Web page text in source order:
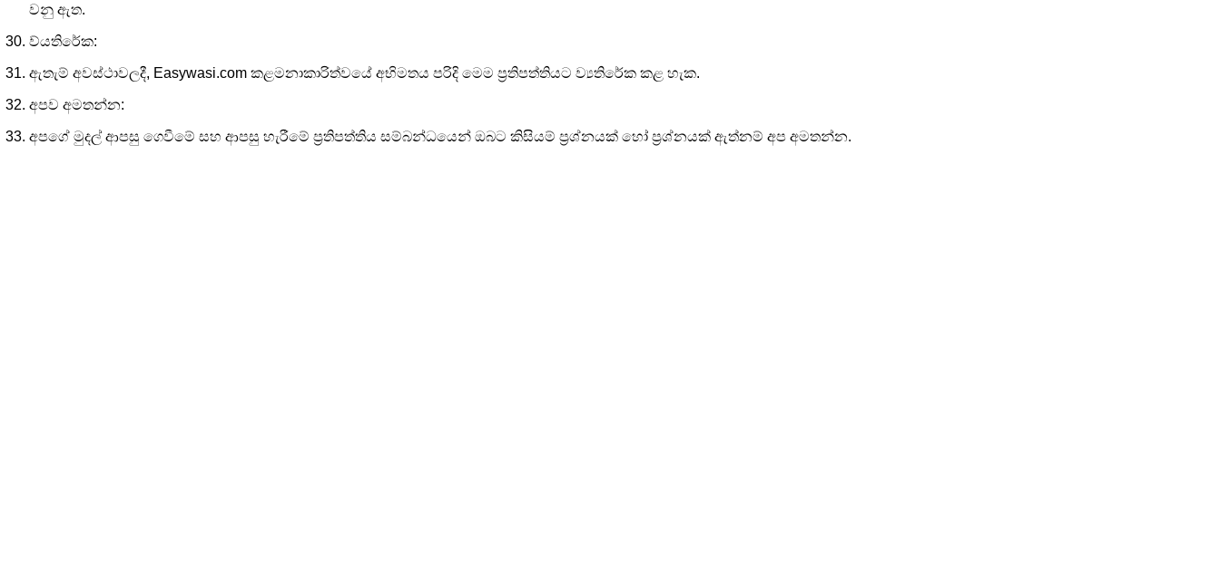
වනු ඇත.
ව්යතිරේක:
ඇතැම් අවස්ථාවලදී, Easywasi.com කළමනාකාරිත්වයේ අභිමතය පරිදි මෙම ප්‍රතිපත්තියට ව්‍යතිරේක කළ හැක.
අපව අමතන්න:
අපගේ මුදල් ආපසු ගෙවීමේ සහ ආපසු හැරීමේ ප්‍රතිපත්තිය සම්බන්ධයෙන් ඔබට කිසියම් ප්‍රශ්නයක් හෝ ප්‍රශ්නයක් ඇත්නම් අප අමතන්න.